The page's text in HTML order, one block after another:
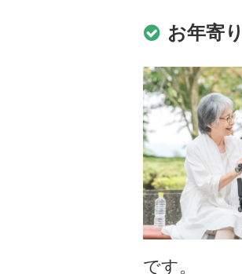
お年寄
です。